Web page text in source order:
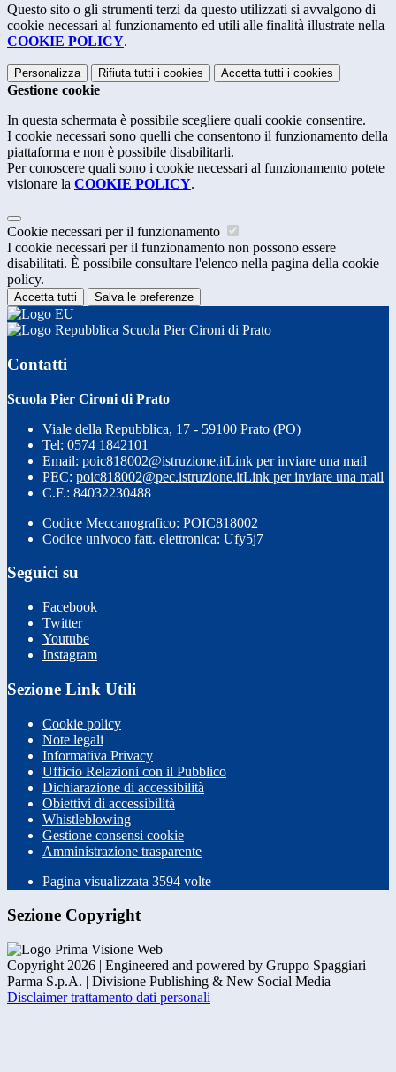
Questo sito o gli strumenti terzi da questo utilizzati si avvalgono di
cookie necessari al funzionamento ed utili alle finalità illustrate nella
COOKIE POLICY.
Personalizza Rifiuta tutti i cookies Accetta tutti i cookies
Gestione cookie
In questa schermata è possibile scegliere quali cookie consentire.
I cookie necessari sono quelli che consentono il funzionamento della
piattaforma e non è possibile disabilitarli.
Per conoscere quali sono i cookie necessari al funzionamento potete
visionare la COOKIE POLICY.
Cookie necessari per il funzionamento
I cookie necessari per il funzionamento non possono essere
disabilitati. È possibile consultare l'elenco nella pagina della cookie
policy.
Accetta tutti Salva le preferenze
Scuola Pier Cironi di Prato
Contatti
Scuola Pier Cironi di Prato
Viale della Repubblica, 17 - 59100 Prato (PO)
Tel: 0574 1842101
Email: poic818002@istruzione.itLink per inviare una mail
PEC: poic818002@pec.istruzione.itLink per inviare una mail
C.F.: 84032230488
Codice Meccanografico: POIC818002
Codice univoco fatt. elettronica: Ufy5j7
Seguici su
Facebook
Twitter
Youtube
Instagram
Sezione Link Utili
Cookie policy
Note legali
Informativa Privacy
Ufficio Relazioni con il Pubblico
Dichiarazione di accessibilità
Obiettivi di accessibilità
Whistleblowing
Gestione consensi cookie
Amministrazione trasparente
Pagina visualizzata 3594 volte
Sezione Copyright
Copyright 2026 | Engineered and powered by Gruppo Spaggiari
Parma S.p.A. | Divisione Publishing & New Social Media
Disclaimer trattamento dati personali